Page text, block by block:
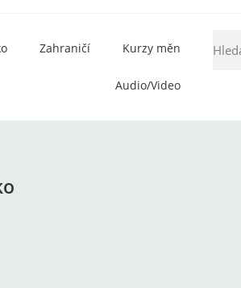
Zahraničí Kurzy měn
Audio/Video